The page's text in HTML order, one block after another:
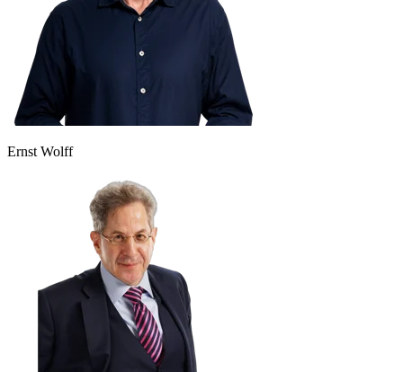
Ernst Wolff